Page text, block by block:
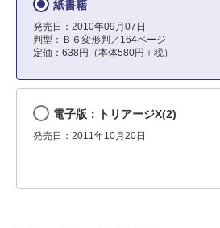
紙書籍
発売日：2010年09月07日
判型：Ｂ６変形判／164ページ
定価：638円（本体580円＋税）
電子版：トリアージX(2)
発売日：2011年10月20日